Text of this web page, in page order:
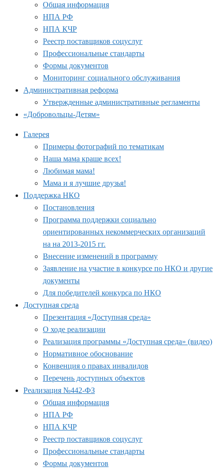
Общая информация
НПА РФ
НПА КЧР
Реестр поставщиков соцуслуг
Профессиональные стандарты
Формы документов
Мониторинг социального обслуживания
Административная реформа
Утвержденные административные регламенты
«Добровольцы-Детям»
Галерея
Примеры фотографий по тематикам
Наша мама краше всех!
Любимая мама!
Мама и я лучшие друзья!
Поддержка НКО
Постановления
Программа поддержки социально
ориентированных некоммерческих организаций
на на 2013-2015 гг.
Внесение изменений в программу
Заявление на участие в конкурсе по НКО и другие
документы
Для победителей конкурса по НКО
Доступная среда
Презентация «Доступная среда»
О ходе реализации
Реализация программы «Доступная среда» (видео)
Нормативное обоснование
Конвенция о правах инвалидов
Перечень доступных объектов
Реализация №442-ФЗ
Общая информация
НПА РФ
НПА КЧР
Реестр поставщиков соцуслуг
Профессиональные стандарты
Формы документов